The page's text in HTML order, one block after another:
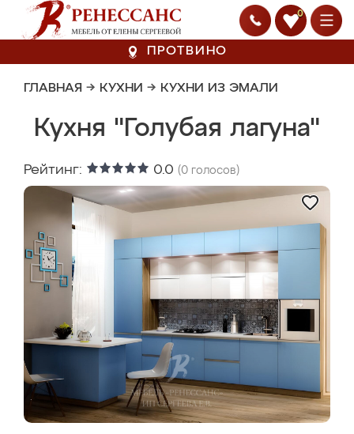
0
ПРОТВИНО
ГЛАВНАЯ → КУХНИ → КУХНИ ИЗ ЭМАЛИ
Кухня "Голубая лагуна"
Рейтинг: 0.0 (0 голосов)